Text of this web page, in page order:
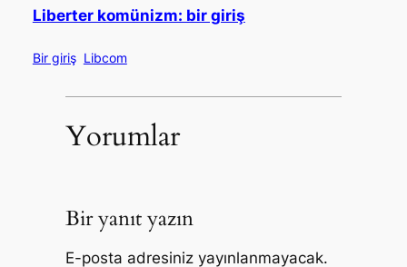
Liberter komünizm: bir giriş
Bir giriş Libcom
Yorumlar
Bir yanıt yazın
E-posta adresiniz yayınlanmayacak.